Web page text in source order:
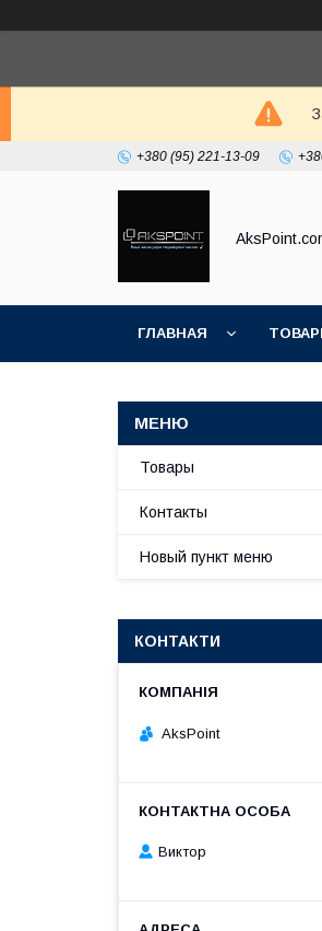
+380 (95) 221-13-09
ГЛАВНАЯ
Товары
Контакты
Новый пункт меню
КОНТАКТИ
AksPoint
Виктор